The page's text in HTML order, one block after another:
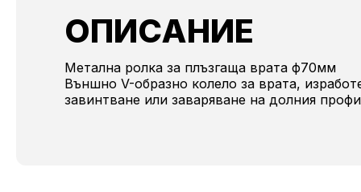
ОПИСАНИЕ
Метална ролка за плъзгаща врата ф70мм
Външно V-образно колело за врата,
завинтване или заваряване на долния